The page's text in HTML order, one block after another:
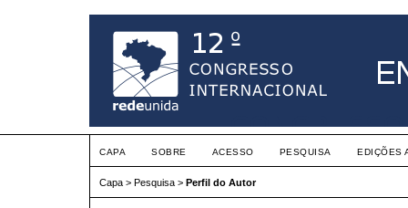
CAPA SOBRE ACESSO PESQUISA EDIÇÕES
Capa > Pesquisa > Perfil do Autor